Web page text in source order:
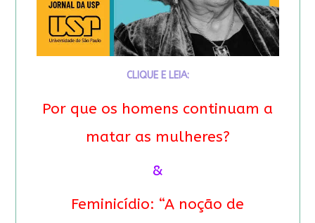
CLIQUE E LEIA:
Por que os homens continuam a
matar as mulheres?
&
Feminicídio: “A noção de